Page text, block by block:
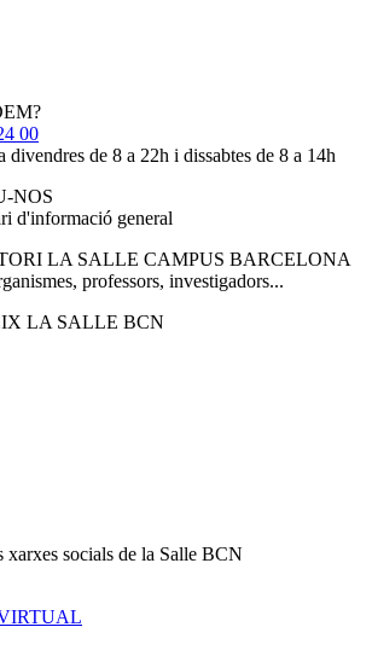
00
divendres de 8 a 22h i dissabtes de 8 a 14h
NOS
d'informació general
LA SALLE CAMPUS BARCELONA
professors, investigadors...
LA SALLE BCN
xarxes socials de la Salle BCN